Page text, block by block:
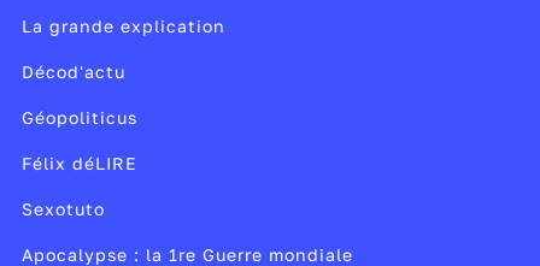
La grande explication
Décod'actu
Géopoliticus
Félix déLIRE
Sexotuto
Apocalypse : la 1re Guerre mondiale